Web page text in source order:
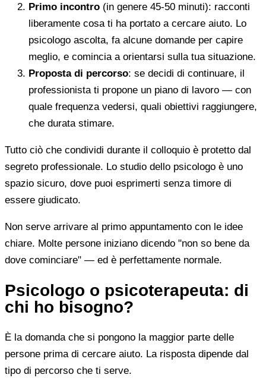
Primo incontro (in genere 45-50 minuti): racconti
liberamente cosa ti ha portato a cercare aiuto. Lo
psicologo ascolta, fa alcune domande per capire
meglio, e comincia a orientarsi sulla tua situazione.
Proposta di percorso: se decidi di continuare, il
professionista ti propone un piano di lavoro — con
quale frequenza vedersi, quali obiettivi raggiungere,
che durata stimare.
Tutto ciò che condividi durante il colloquio è protetto dal
segreto professionale. Lo studio dello psicologo è uno
spazio sicuro, dove puoi esprimerti senza timore di
essere giudicato.
Non serve arrivare al primo appuntamento con le idee
chiare. Molte persone iniziano dicendo "non so bene da
dove cominciare" — ed è perfettamente normale.
Psicologo o psicoterapeuta: di
chi ho bisogno?
È la domanda che si pongono la maggior parte delle
persone prima di cercare aiuto. La risposta dipende dal
tipo di percorso che ti serve.